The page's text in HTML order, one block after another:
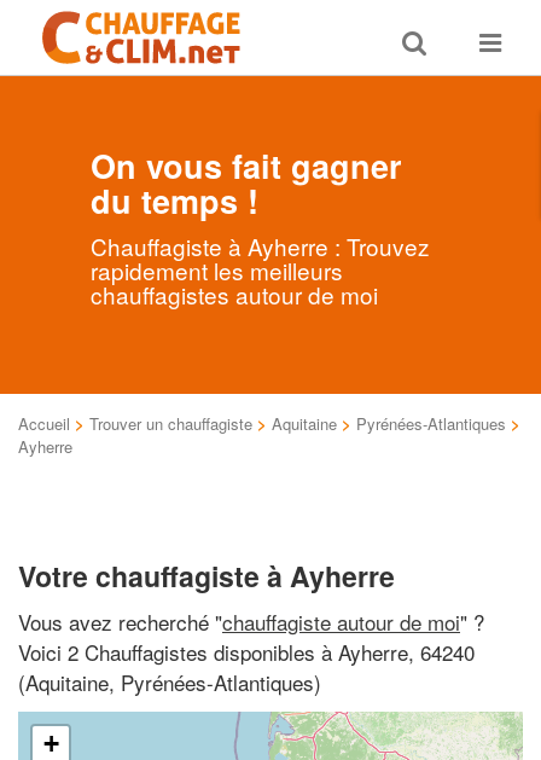
Toggle
search
Toggle
On vous fait gagner
du temps !
Chauffagiste à Ayherre : Trouvez
rapidement les meilleurs
chauffagistes autour de moi
Accueil > Trouver un chauffagiste > Aquitaine > Pyrénées-Atlantiques >
Ayherre
Votre chauffagiste à Ayherre
Vous avez recherché "chauffagiste autour de moi" ?
Voici 2 Chauffagistes disponibles à Ayherre, 64240
(Aquitaine, Pyrénées-Atlantiques)
+